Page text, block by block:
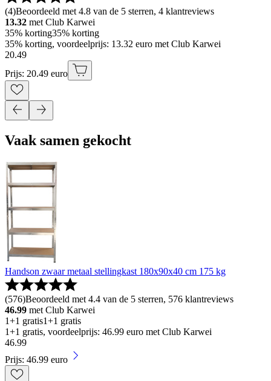
(4)Beoordeeld met 4.8 van de 5 sterren, 4 klantreviews
13.32 met Club Karwei
35% korting35% korting
35% korting, voordeelprijs: 13.32 euro met Club Karwei
20.49
Prijs: 20.49 euro
Vaak samen gekocht
Handson zwaar metaal stellingkast 180x90x40 cm 175 kg
(576)Beoordeeld met 4.4 van de 5 sterren, 576 klantreviews
46.99 met Club Karwei
1+1 gratis1+1 gratis
1+1 gratis, voordeelprijs: 46.99 euro met Club Karwei
46.99
Prijs: 46.99 euro